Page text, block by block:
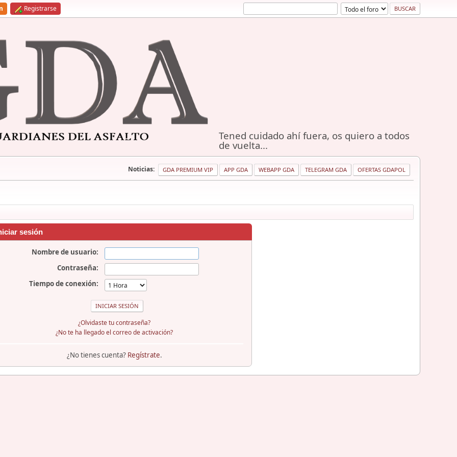
Registrarse
Tened cuidado ahí fuera, os quiero a todos
de vuelta...
Noticias: GDA PREMIUM VIP APP GDA WEBAPP GDA TELEGRAM GDA OFERTAS GDAPOL
sesión
Nombre de usuario:
Contraseña:
Tiempo de conexión:
¿Olvidaste tu contraseña?
¿No te ha llegado el correo de activación?
¿No tienes cuenta? Regístrate.